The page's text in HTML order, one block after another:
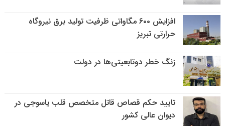
افزایش ۶۰۰ مگاواتی ظرفیت تولید برق نیروگاه
حرارتی تبریز
زنگ خطر دوتابعیتی‌ها در دولت
تایید حکم قصاص قاتل متخصص قلب یاسوجی در
دیوان عالی کشور